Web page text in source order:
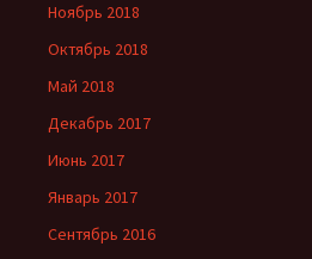
Ноябрь 2018
Октябрь 2018
Май 2018
Декабрь 2017
Июнь 2017
Январь 2017
Сентябрь 2016